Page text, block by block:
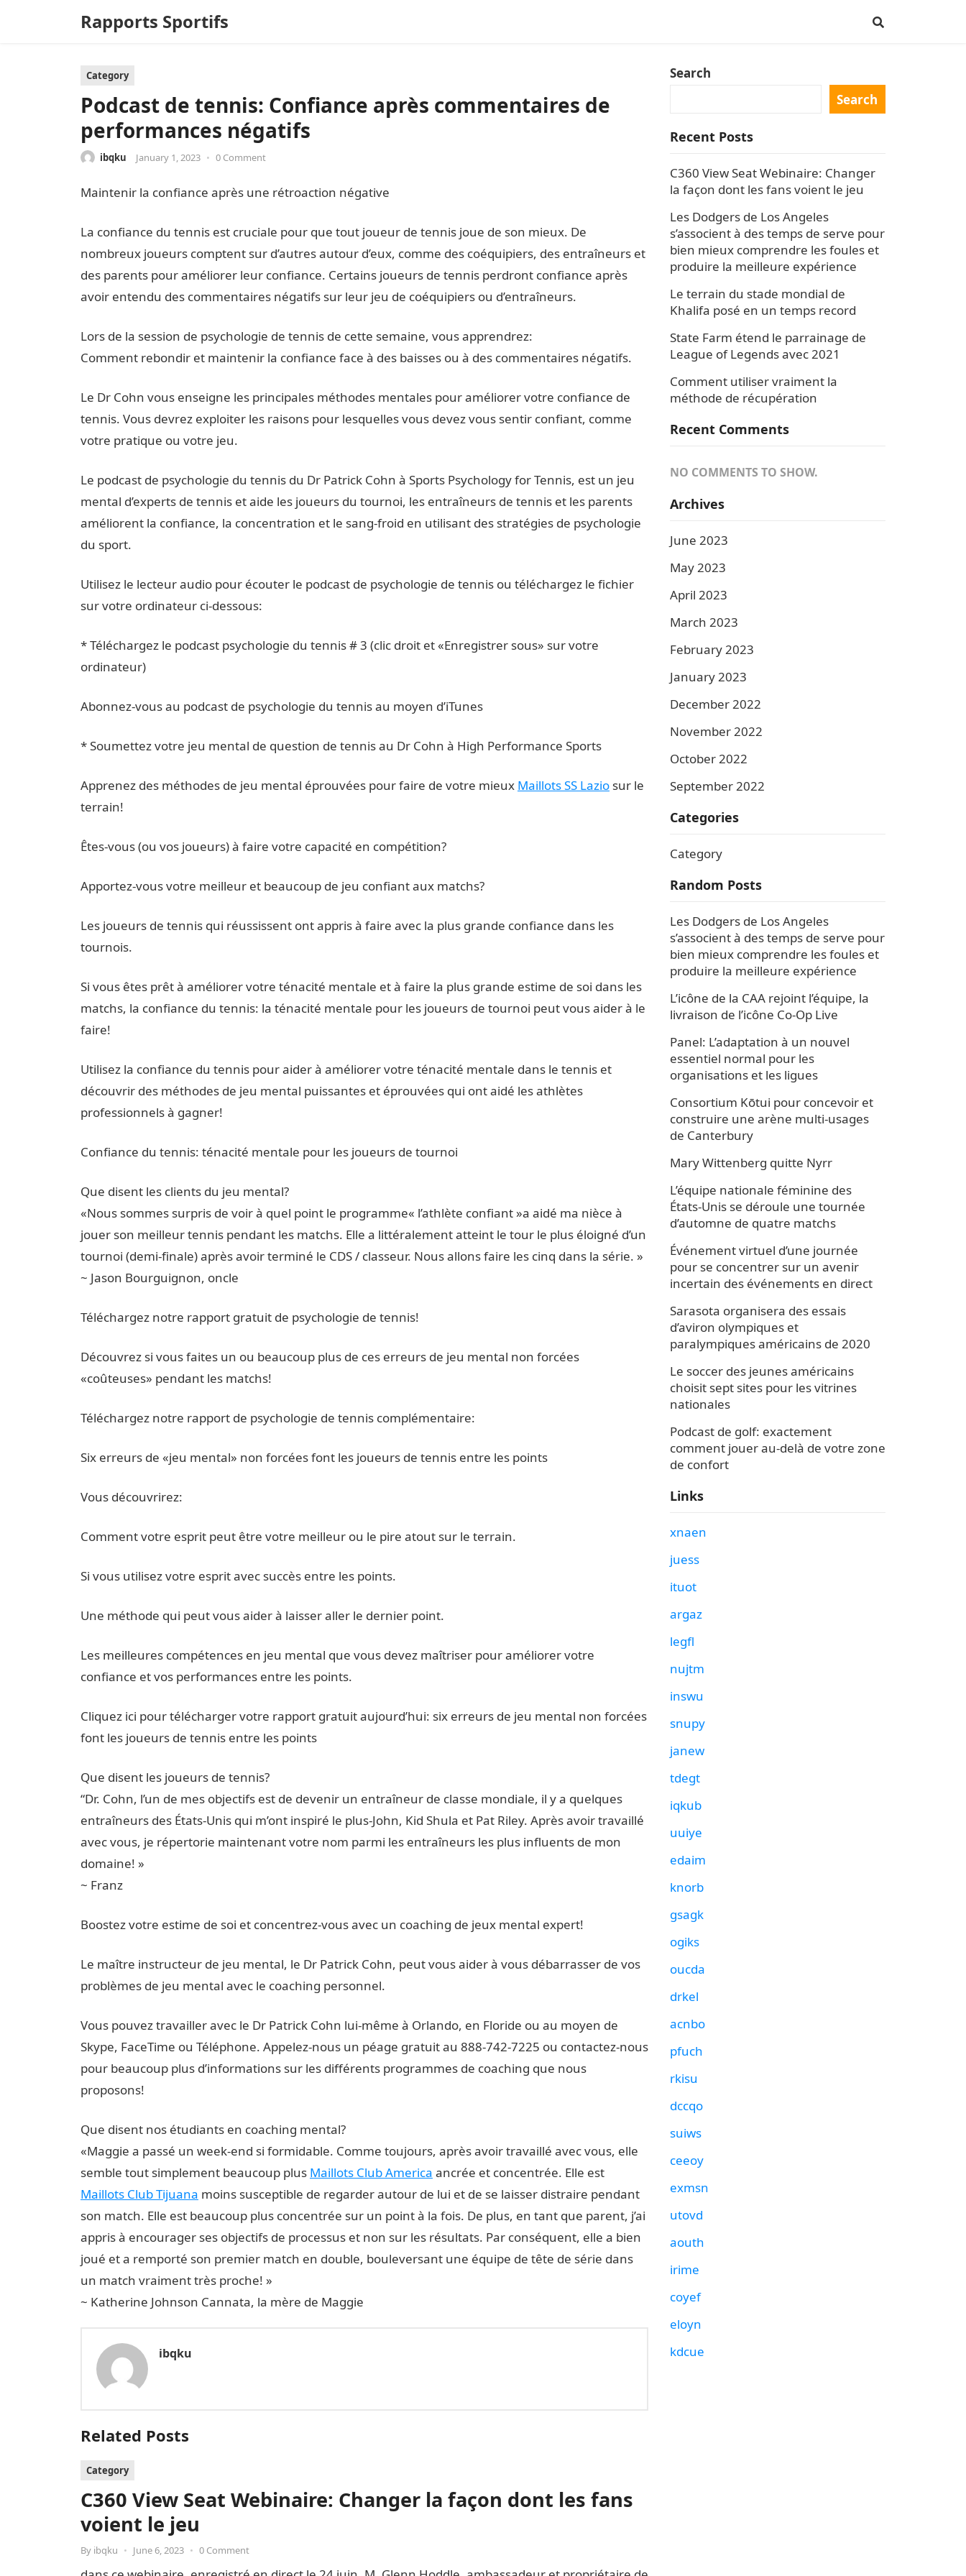
Rapports Sportifs
Category
Podcast de tennis: Confiance après commentaires de
performances négatifs
ibqku January 1, 2023 • 0 Comment
Maintenir la confiance après une rétroaction négative
La confiance du tennis est cruciale pour que tout joueur de tennis joue de son mieux. De
nombreux joueurs comptent sur d’autres autour d’eux, comme des coéquipiers, des entraîneurs et
des parents pour améliorer leur confiance. Certains joueurs de tennis perdront confiance après
avoir entendu des commentaires négatifs sur leur jeu de coéquipiers ou d’entraîneurs.
Lors de la session de psychologie de tennis de cette semaine, vous apprendrez:
Comment rebondir et maintenir la confiance face à des baisses ou à des commentaires négatifs.
Le Dr Cohn vous enseigne les principales méthodes mentales pour améliorer votre confiance de
tennis. Vous devrez exploiter les raisons pour lesquelles vous devez vous sentir confiant, comme
votre pratique ou votre jeu.
Le podcast de psychologie du tennis du Dr Patrick Cohn à Sports Psychology for Tennis, est un jeu
mental d’experts de tennis et aide les joueurs du tournoi, les entraîneurs de tennis et les parents
améliorent la confiance, la concentration et le sang-froid en utilisant des stratégies de psychologie
du sport.
Utilisez le lecteur audio pour écouter le podcast de psychologie de tennis ou téléchargez le fichier
sur votre ordinateur ci-dessous:
* Téléchargez le podcast psychologie du tennis # 3 (clic droit et «Enregistrer sous» sur votre
ordinateur)
Abonnez-vous au podcast de psychologie du tennis au moyen d’iTunes
* Soumettez votre jeu mental de question de tennis au Dr Cohn à High Performance Sports
Apprenez des méthodes de jeu mental éprouvées pour faire de votre mieux Maillots SS Lazio sur le
terrain!
Êtes-vous (ou vos joueurs) à faire votre capacité en compétition?
Apportez-vous votre meilleur et beaucoup de jeu confiant aux matchs?
Les joueurs de tennis qui réussissent ont appris à faire avec la plus grande confiance dans les
tournois.
Si vous êtes prêt à améliorer votre ténacité mentale et à faire la plus grande estime de soi dans les
matchs, la confiance du tennis: la ténacité mentale pour les joueurs de tournoi peut vous aider à le
faire!
Utilisez la confiance du tennis pour aider à améliorer votre ténacité mentale dans le tennis et
découvrir des méthodes de jeu mental puissantes et éprouvées qui ont aidé les athlètes
professionnels à gagner!
Confiance du tennis: ténacité mentale pour les joueurs de tournoi
Que disent les clients du jeu mental?
«Nous sommes surpris de voir à quel point le programme« l’athlète confiant »a aidé ma nièce à
jouer son meilleur tennis pendant les matchs. Elle a littéralement atteint le tour le plus éloigné d’un
tournoi (demi-finale) après avoir terminé le CDS / classeur. Nous allons faire les cinq dans la série. »
~ Jason Bourguignon, oncle
Téléchargez notre rapport gratuit de psychologie de tennis!
Découvrez si vous faites un ou beaucoup plus de ces erreurs de jeu mental non forcées
«coûteuses» pendant les matchs!
Téléchargez notre rapport de psychologie de tennis complémentaire:
Six erreurs de «jeu mental» non forcées font les joueurs de tennis entre les points
Vous découvrirez:
Comment votre esprit peut être votre meilleur ou le pire atout sur le terrain.
Si vous utilisez votre esprit avec succès entre les points.
Une méthode qui peut vous aider à laisser aller le dernier point.
Les meilleures compétences en jeu mental que vous devez maîtriser pour améliorer votre
confiance et vos performances entre les points.
Cliquez ici pour télécharger votre rapport gratuit aujourd’hui: six erreurs de jeu mental non forcées
font les joueurs de tennis entre les points
Que disent les joueurs de tennis?
“Dr. Cohn, l’un de mes objectifs est de devenir un entraîneur de classe mondiale, il y a quelques
entraîneurs des États-Unis qui m’ont inspiré le plus-John, Kid Shula et Pat Riley. Après avoir travaillé
avec vous, je répertorie maintenant votre nom parmi les entraîneurs les plus influents de mon
domaine! »
~ Franz
Boostez votre estime de soi et concentrez-vous avec un coaching de jeux mental expert!
Le maître instructeur de jeu mental, le Dr Patrick Cohn, peut vous aider à vous débarrasser de vos
problèmes de jeu mental avec le coaching personnel.
Vous pouvez travailler avec le Dr Patrick Cohn lui-même à Orlando, en Floride ou au moyen de
Skype, FaceTime ou Téléphone. Appelez-nous un péage gratuit au 888-742-7225 ou contactez-nous
pour beaucoup plus d’informations sur les différents programmes de coaching que nous
proposons!
Que disent nos étudiants en coaching mental?
«Maggie a passé un week-end si formidable. Comme toujours, après avoir travaillé avec vous, elle
semble tout simplement beaucoup plus Maillots Club America ancrée et concentrée. Elle est
Maillots Club Tijuana moins susceptible de regarder autour de lui et de se laisser distraire pendant
son match. Elle est beaucoup plus concentrée sur un point à la fois. De plus, en tant que parent, j’ai
appris à encourager ses objectifs de processus et non sur les résultats. Par conséquent, elle a bien
joué et a remporté son premier match en double, bouleversant une équipe de tête de série dans
un match vraiment très proche! »
~ Katherine Johnson Cannata, la mère de Maggie
ibqku
Related Posts
Category
C360 View Seat Webinaire: Changer la façon dont les fans
voient le jeu
By ibqku • June 6, 2023 • 0 Comment
Search
Search
Recent Posts
C360 View Seat Webinaire: Changer
la façon dont les fans voient le jeu
Les Dodgers de Los Angeles
s’associent à des temps de serve pour
bien mieux comprendre les foules et
produire la meilleure expérience
Le terrain du stade mondial de
Khalifa posé en un temps record
State Farm étend le parrainage de
League of Legends avec 2021
Comment utiliser vraiment la
méthode de récupération
Recent Comments
NO COMMENTS TO SHOW.
Archives
June 2023
May 2023
April 2023
March 2023
February 2023
January 2023
December 2022
November 2022
October 2022
September 2022
Categories
Category
Random Posts
Les Dodgers de Los Angeles
s’associent à des temps de serve pour
bien mieux comprendre les foules et
produire la meilleure expérience
L’icône de la CAA rejoint l’équipe, la
livraison de l’icône Co-Op Live
Panel: L’adaptation à un nouvel
essentiel normal pour les
organisations et les ligues
Consortium Kōtui pour concevoir et
construire une arène multi-usages
de Canterbury
Mary Wittenberg quitte Nyrr
L’équipe nationale féminine des
États-Unis se déroule une tournée
d’automne de quatre matchs
Événement virtuel d’une journée
pour se concentrer sur un avenir
incertain des événements en direct
Sarasota organisera des essais
d’aviron olympiques et
paralympiques américains de 2020
Le soccer des jeunes américains
choisit sept sites pour les vitrines
nationales
Podcast de golf: exactement
comment jouer au-delà de votre zone
de confort
Links
xnaen
juess
ituot
argaz
legfl
nujtm
inswu
snupy
janew
tdegt
iqkub
uuiye
edaim
knorb
gsagk
ogiks
oucda
drkel
acnbo
pfuch
rkisu
dccqo
suiws
ceeoy
exmsn
utovd
aouth
irime
coyef
eloyn
kdcue